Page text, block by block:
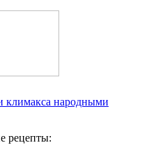
климакса народными
рецепты: